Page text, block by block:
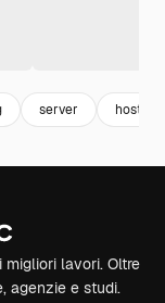
server hosting
lavori. Oltre
agenzie e studi.